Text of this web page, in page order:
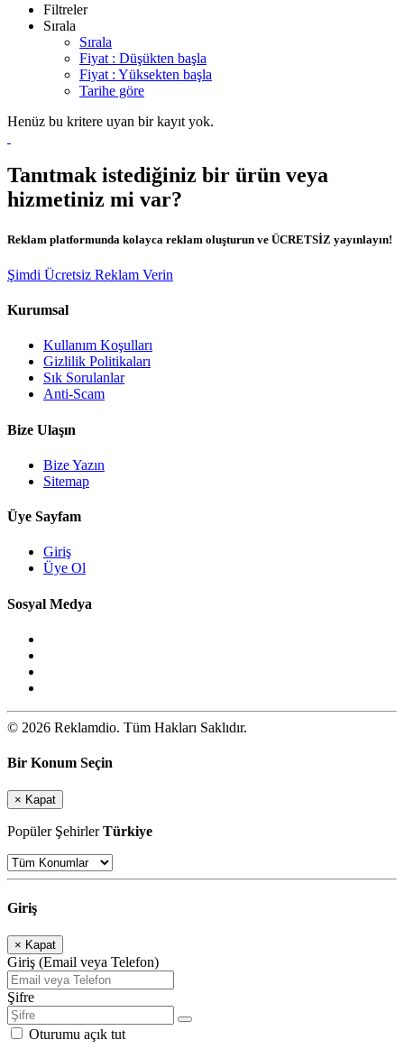
Filtreler
Sırala
Sırala
Fiyat : Düşükten başla
Fiyat : Yüksekten başla
Tarihe göre
Henüz bu kritere uyan bir kayıt yok.
Tanıtmak istediğiniz bir ürün veya
hizmetiniz mi var?
Reklam platformunda kolayca reklam oluşturun ve ÜCRETSİZ yayınlayın!
Şimdi Ücretsiz Reklam Verin
Kurumsal
Kullanım Koşulları
Gizlilik Politikaları
Sık Sorulanlar
Anti-Scam
Bize Ulaşın
Bize Yazın
Sitemap
Üye Sayfam
Giriş
Üye Ol
Sosyal Medya
© 2026 Reklamdio. Tüm Hakları Saklıdır.
Bir Konum Seçin
× Kapat
Popüler ŞehirlerTürkiye
Giriş
× Kapat
Giriş (Email veya Telefon)
Şifre
Oturumu açık tut